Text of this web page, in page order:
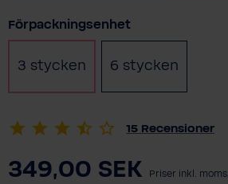
Välj
Förpackningsenhet
3 stycken 6 stycken
15 Recensioner
349,00 SEK Priser inkl.